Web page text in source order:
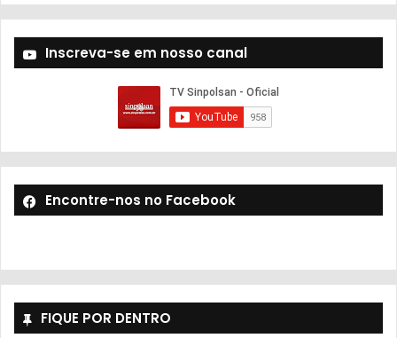
Inscreva-se em nosso canal
Encontre-nos no Facebook
FIQUE POR DENTRO